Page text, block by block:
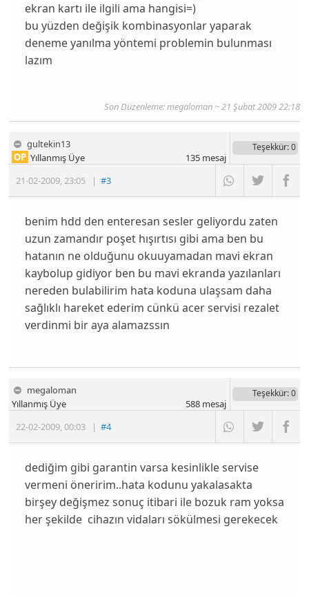
ekran kartı ile ilgili ama hangisi=)
bu yüzden değişik kombinasyonlar yaparak
deneme yanılma yöntemi problemin bulunması
lazım
Son Düzenleme: megaloman ~ 21 Şubat 2009 22:18
gultekin13
21-02-2009,23:05 |#3
OP Yıllanmış Üye
Teşekkür: 0
135mesaj
benim hdd den enteresan sesler geliyordu zaten
uzun zamandır poşet hışırtısı gibi ama ben bu
hatanın ne olduğunu okuuyamadan mavi ekran
kaybolup gidiyor ben bu mavi ekranda yazılanları
nereden bulabilirim hata koduna ulaşsam daha
sağlıklı hareket ederim cünkü acer servisi rezalet
verdinmi bir aya alamazssın
megaloman
22-02-2009,00:03 |#4
Yıllanmış Üye
Teşekkür: 0
588mesaj
dediğim gibi garantin varsa kesinlikle servise
vermeni öneririm..hata kodunu yakalasakta
birşey değişmez sonuç itibari ile bozuk ram yoksa
her şekilde cihazın vidaları sökülmesi gerekecek